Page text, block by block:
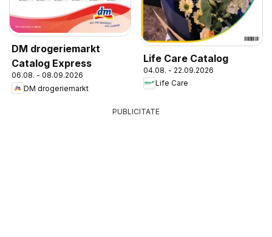
DM drogeriemarkt
Catalog Express
06.08. - 08.09.2026
DM drogeriemarkt
Life Care Catalog
04.08. - 22.09.2026
Life Care
PUBLICITATE